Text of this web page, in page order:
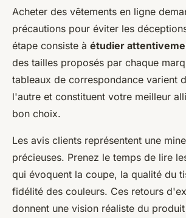
Acheter des vêtements en ligne
précautions pour éviter les
étape consiste à étudier
des tailles proposés par chaque
tableaux de correspondance varient
l'autre et constituent votre meilleur
bon choix.
Les avis clients représentent une
précieuses. Prenez le temps de lire
qui évoquent la coupe, la qualité du
fidélité des couleurs. Ces retours
donnent une vision réaliste du